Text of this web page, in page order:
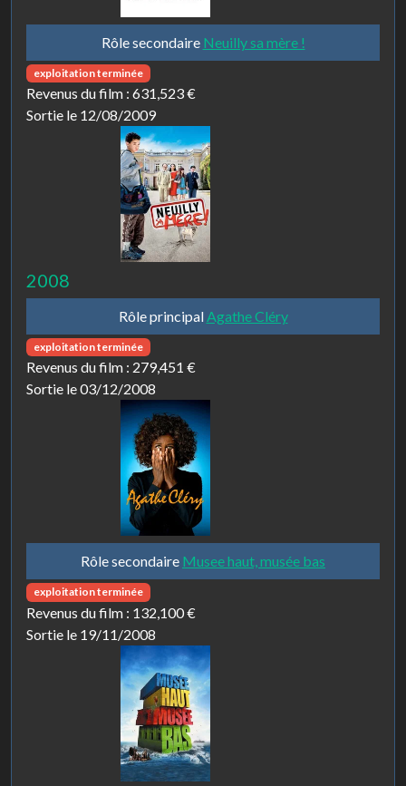
Rôle secondaire Neuilly sa mère !
exploitation terminée
Revenus du film : 631,523 €
Sortie le 12/08/2009
2008
Rôle principalAgathe Cléry
exploitation terminée
Revenus du film : 279,451 €
Sortie le 03/12/2008
Rôle secondaire Musee haut, musée bas
exploitation terminée
Revenus du film : 132,100 €
Sortie le 19/11/2008